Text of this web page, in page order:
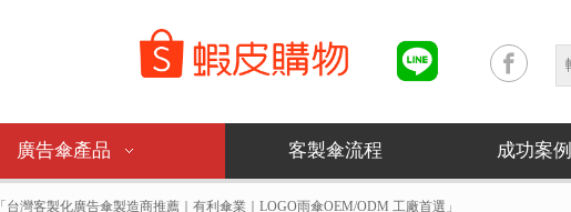
廣告傘產品 客製傘流程 成功案例
「台灣客製化廣告傘製造商推薦｜有利傘業｜LOGO雨傘OEM/ODM 工廠首選」